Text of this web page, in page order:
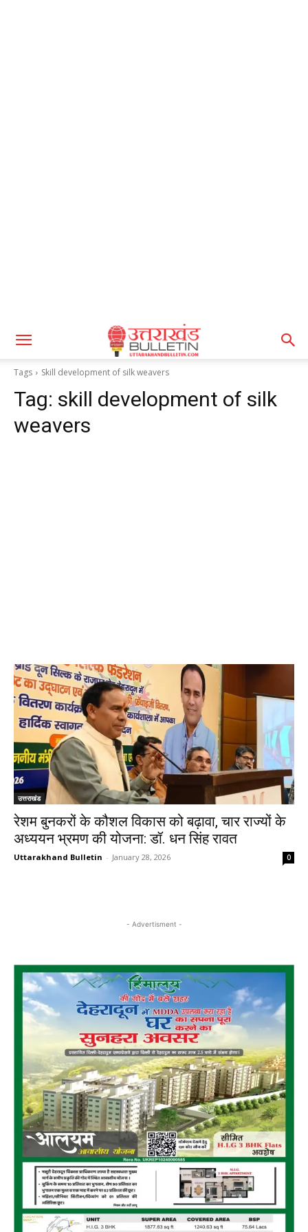
Tags Skill development of silk weavers
Tag: skill development of silk
weavers
उत्तराखंड
रेशम बुनकरों के कौशल विकास को बढ़ावा, चार राज्यों के
अध्ययन भ्रमण की योजना: डॉ. धन सिंह रावत
Uttarakhand Bulletin - January 28, 2026 0
- Advertisment -